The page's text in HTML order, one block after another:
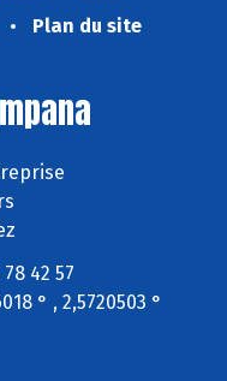
Plan du site
42 57
° , 2,5720503 °